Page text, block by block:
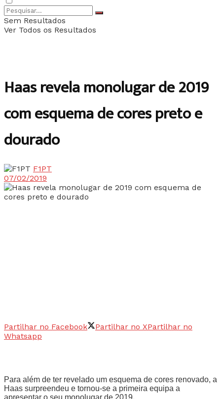
Sem Resultados
Ver Todos os Resultados
Haas revela monolugar de 2019
com esquema de cores preto e
dourado
F1PT
07/02/2019
Partilhar no Facebook Partilhar no XPartilhar no
Whatsapp
Para além de ter revelado um esquema de cores renovado, a
Haas surpreendeu e tornou-se a primeira equipa a